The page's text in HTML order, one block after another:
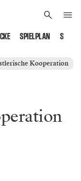
SPIELPLAN
Kooperation